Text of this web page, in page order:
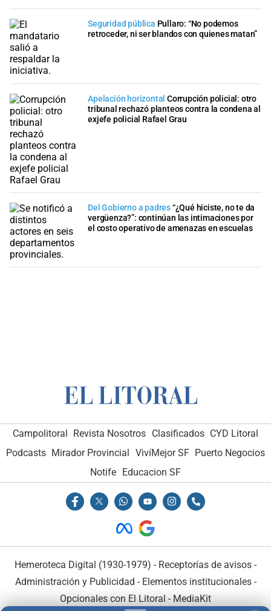
Seguridad pública Pullaro: “No podemos
retroceder, ni ser blandos con quienes matan”
Apelación horizontal Corrupción policial: otro
tribunal rechazó planteos contra la condena al
exjefe policial Rafael Grau
Del Gobierno a padres“¿Qué hiciste, no te da
vergüenza?”: continúan las intimaciones por
el costo operativo de amenazas en escuelas
Campolitoral Revista Nosotros Clasificados CYD Litoral
Podcasts Mirador Provincial VivíMejor SF Puerto Negocios
Notife Educacion SF
Hemeroteca Digital (1930-1979) - Receptorías de avisos -
Administración y Publicidad - Elementos institucionales-
Opcionales con El Litoral - MediaKit